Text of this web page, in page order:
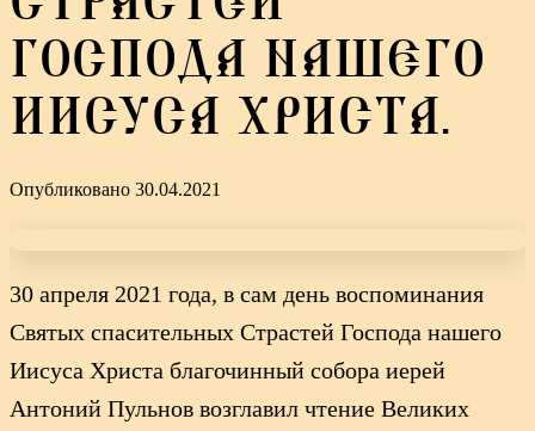
ГОСПОДА НАШЕГО
ИИСУСА ХРИСТА.
Опубликовано 30.04.2021
30 апреля 2021 года, в сам день воспоминания
Святых спасительных Страстей Господа нашего
Иисуса Христа благочинный собора иерей
Антоний Пульнов возглавил чтение Великих